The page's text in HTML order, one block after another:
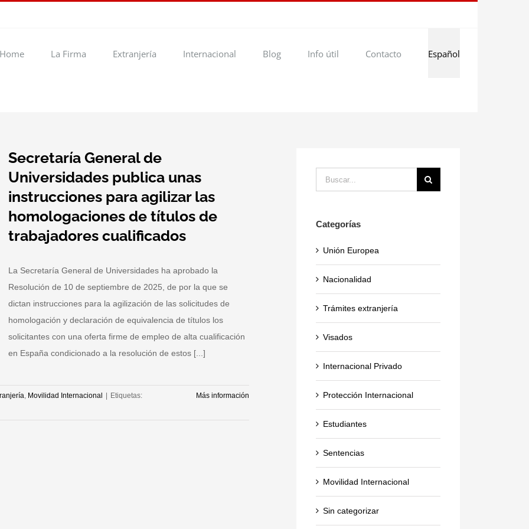
Home La Firma Extranjería Internacional Blog Info útil Contacto Español
Secretaría General de
Universidades publica unas
instrucciones para agilizar las
homologaciones de títulos de
trabajadores cualificados
La Secretaría General de Universidades ha aprobado la
Resolución de 10 de septiembre de 2025, de por la que se
dictan instrucciones para la agilización de las solicitudes de
homologación y declaración de equivalencia de títulos los
solicitantes con una oferta firme de empleo de alta cualificación
en España condicionado a la resolución de estos [...]
Movilidad Internacional | Etiquetas:
Más información
Buscar:
Categorías
Unión Europea
Nacionalidad
Trámites extranjería
Visados
Internacional Privado
Protección Internacional
Estudiantes
Sentencias
Movilidad Internacional
Sin categorizar